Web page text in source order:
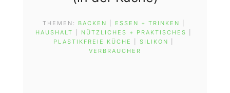
THEMEN: BACKEN ESSEN + TRINKEN
HAUSHALT
NÜTZLICHES + PRAKTISCHES
PLASTIKFREIE KÜCHE
SILIKON
VERBRAUCHER